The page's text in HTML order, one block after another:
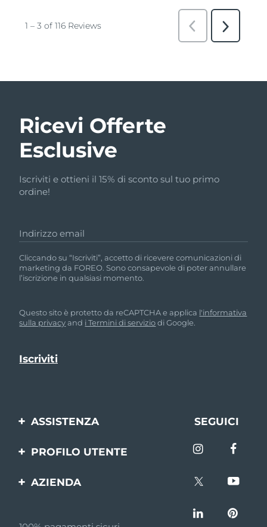
Ricevi Offerte
Esclusive
Iscriviti e ottieni il 15% di sconto sul tuo primo
ordine!
Indirizzo email
Cliccando su “Iscriviti”, accetto di ricevere comunicazioni di
marketing da FOREO. Sono consapevole di poter annullare
l’iscrizione in qualsiasi momento.
Questo sito è protetto da reCAPTCHA e applica l'informativa
sulla privacyand i Termini di serviziodi Google.
ASSISTENZA
Contattaci
SEGUICI
PROFILO UTENTE
prodotto
AZIENDA